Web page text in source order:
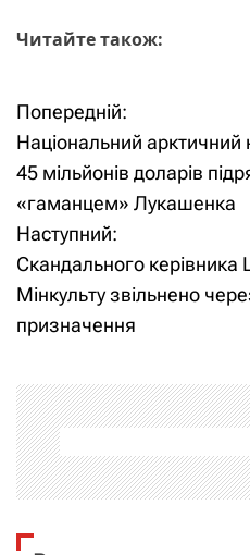
Читайте також:
Н
а
в
і
г
ц
і
я
з
Попередній:
Національний арктичний
45 мільйонів доларів
«гаманцем» Лукашенка
Наступний:
Скандального керівника
Мінкульту звільнено
призначення